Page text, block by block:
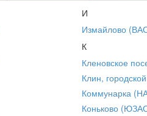
И
Измайлово
К
Кленовское
Клин,
Коммунарка
Коньково